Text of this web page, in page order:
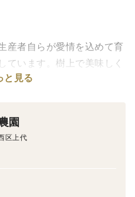
産者自らが愛情を込めて育
ています。樹上で美味しく
上完熟みかんのみで作られ
色に輝いていると感じたこ
かんを一つ一つ丁寧に手作
ースを『金輝のしずく』と
島柑橘園・加工所さんのこ
と見る
園
区上代